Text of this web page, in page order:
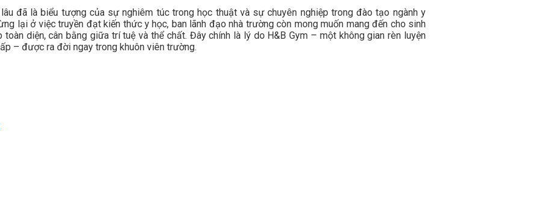
đã là biểu tượng của sự nghiêm túc trong học thuật và sự chuyên nghiệp trong đào tạo ngành y
lại ở việc truyền đạt kiến thức y học, ban lãnh đạo nhà trường còn mong muốn mang đến cho sinh
diện, cân bằng giữa trí tuệ và thể chất. Đây chính là lý do H&B Gym – một không gian rèn luyện
– được ra đời ngay trong khuôn viên trường.